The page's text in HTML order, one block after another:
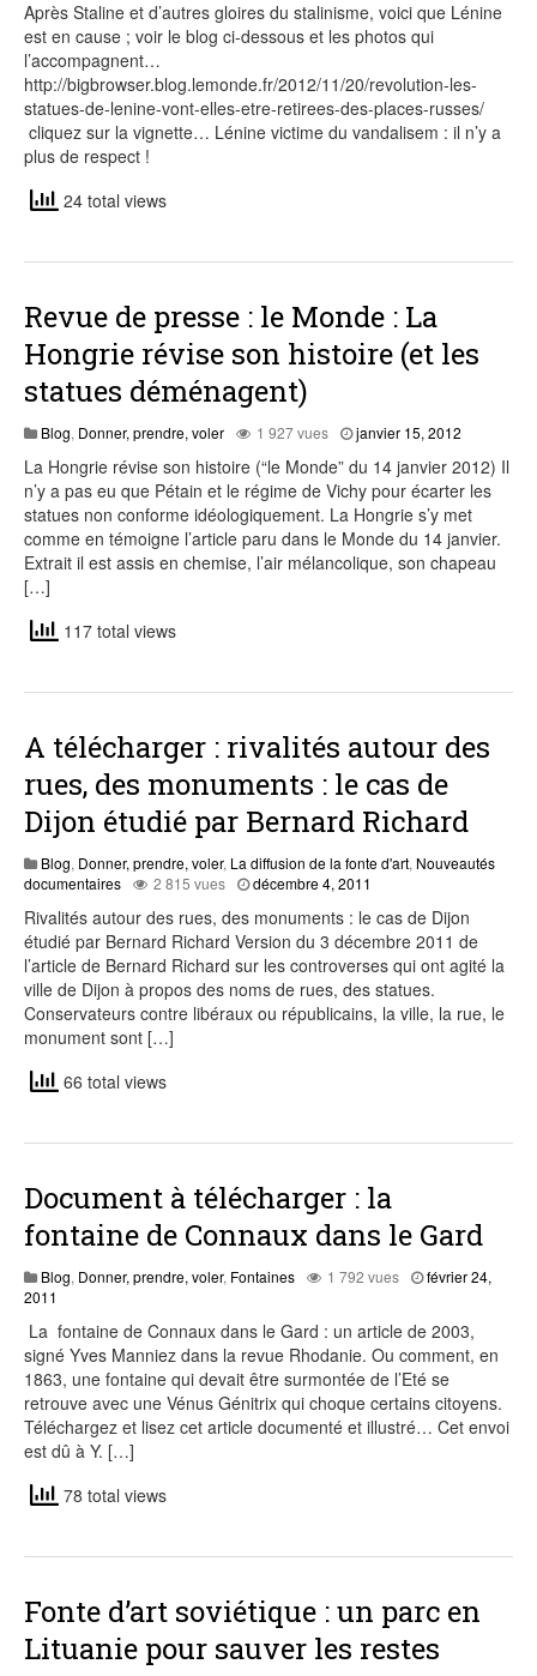
2015
Après Staline et d’autres gloires du stalinisme, voici que Lénine
est en cause ; voir le blog ci-dessous et les photos qui
l’accompagnent…
http://bigbrowser.blog.lemonde.fr/2012/11/20/revolution-les-
statues-de-lenine-vont-elles-etre-retirees-des-places-russes/
cliquez sur la vignette… Lénine victime du vandalisem : il n’y a
plus de respect !
24 total views
Revue de presse : le Monde : La
Hongrie révise son histoire (et les
statues déménagent)
Blog, Donner, prendre, voler 1 927 vues janvier 15, 2012
2015
La Hongrie révise son histoire (“le Monde” du 14 janvier 2012) Il
n’y a pas eu que Pétain et le régime de Vichy pour écarter les
statues non conforme idéologiquement. La Hongrie s’y met
comme en témoigne l’article paru dans le Monde du 14 janvier.
Extrait il est assis en chemise, l’air mélancolique, son chapeau
[…]
117 total views
A télécharger : rivalités autour des
rues, des monuments : le cas de
Dijon étudié par Bernard Richard
Blog, Donner, prendre, voler, La diffusion de la fonte d'art, Nouveautés
documentaires
2 815 vues décembre 4, 2011
2015
Rivalités autour des rues, des monuments : le cas de Dijon
étudié par Bernard Richard Version du 3 décembre 2011 de
l’article de Bernard Richard sur les controverses qui ont agité la
ville de Dijon à propos des noms de rues, des statues.
Conservateurs contre libéraux ou républicains, la ville, la rue, le
monument sont […]
66 total views
Document à télécharger : la
fontaine de Connaux dans le Gard
Blog, Donner, prendre, voler, Fontaines 1 792 vues
février 24,
2011
2015
La fontaine de Connaux dans le Gard : un article de 2003,
signé Yves Manniez dans la revue Rhodanie. Ou comment, en
1863, une fontaine qui devait être surmontée de l’Eté se
retrouve avec une Vénus Génitrix qui choque certains citoyens.
Téléchargez et lisez cet article documenté et illustré… Cet envoi
est dû à Y. […]
78 total views
Fonte d’art soviétique : un parc en
Lituanie pour sauver les restes